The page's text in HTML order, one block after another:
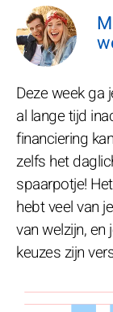
Deze week ga
al lange tijd
financiering
zelfs het
spaarpotje!
hebt veel van
van welzijn,
keuzes zijn